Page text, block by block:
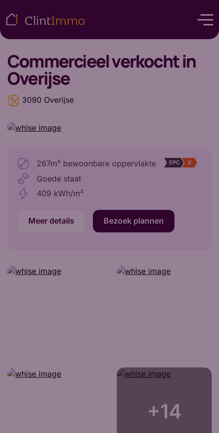
Commercieelverkocht in
Overijse
3090 Overijse
EPC E
267m² bewoonbare oppervlakte
Goede staat
409 kWh/m²
Meer details Bezoek plannen
+14